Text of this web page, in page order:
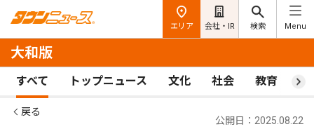
エリア 会社・IR 検索 Menu
大和版
すべて トップニュース 文化 社会 教育 ス
戻る
公開日：2025.08.22